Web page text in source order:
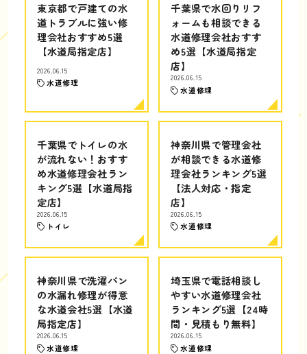
東京都で戸建ての水
道トラブルに強い修
理会社おすすめ5選
【水道局指定店】
2026.06.15
水道修理
千葉県で水回りリフ
ォームも相談できる
水道修理会社おすす
め5選【水道局指定
店】
2026.06.15
水道修理
千葉県でトイレの水
が流れない！おすす
め水道修理会社ラン
キング5選【水道局指
定店】
2026.06.15
トイレ
神奈川県で管理会社
が相談できる水道修
理会社ランキング5選
【法人対応・指定
店】
2026.06.15
水道修理
神奈川県で洗濯パン
の水漏れ修理が得意
な水道会社5選【水道
局指定店】
2026.06.15
水道修理
埼玉県で電話相談し
やすい水道修理会社
ランキング5選【24時
間・見積もり無料】
2026.06.15
水道修理